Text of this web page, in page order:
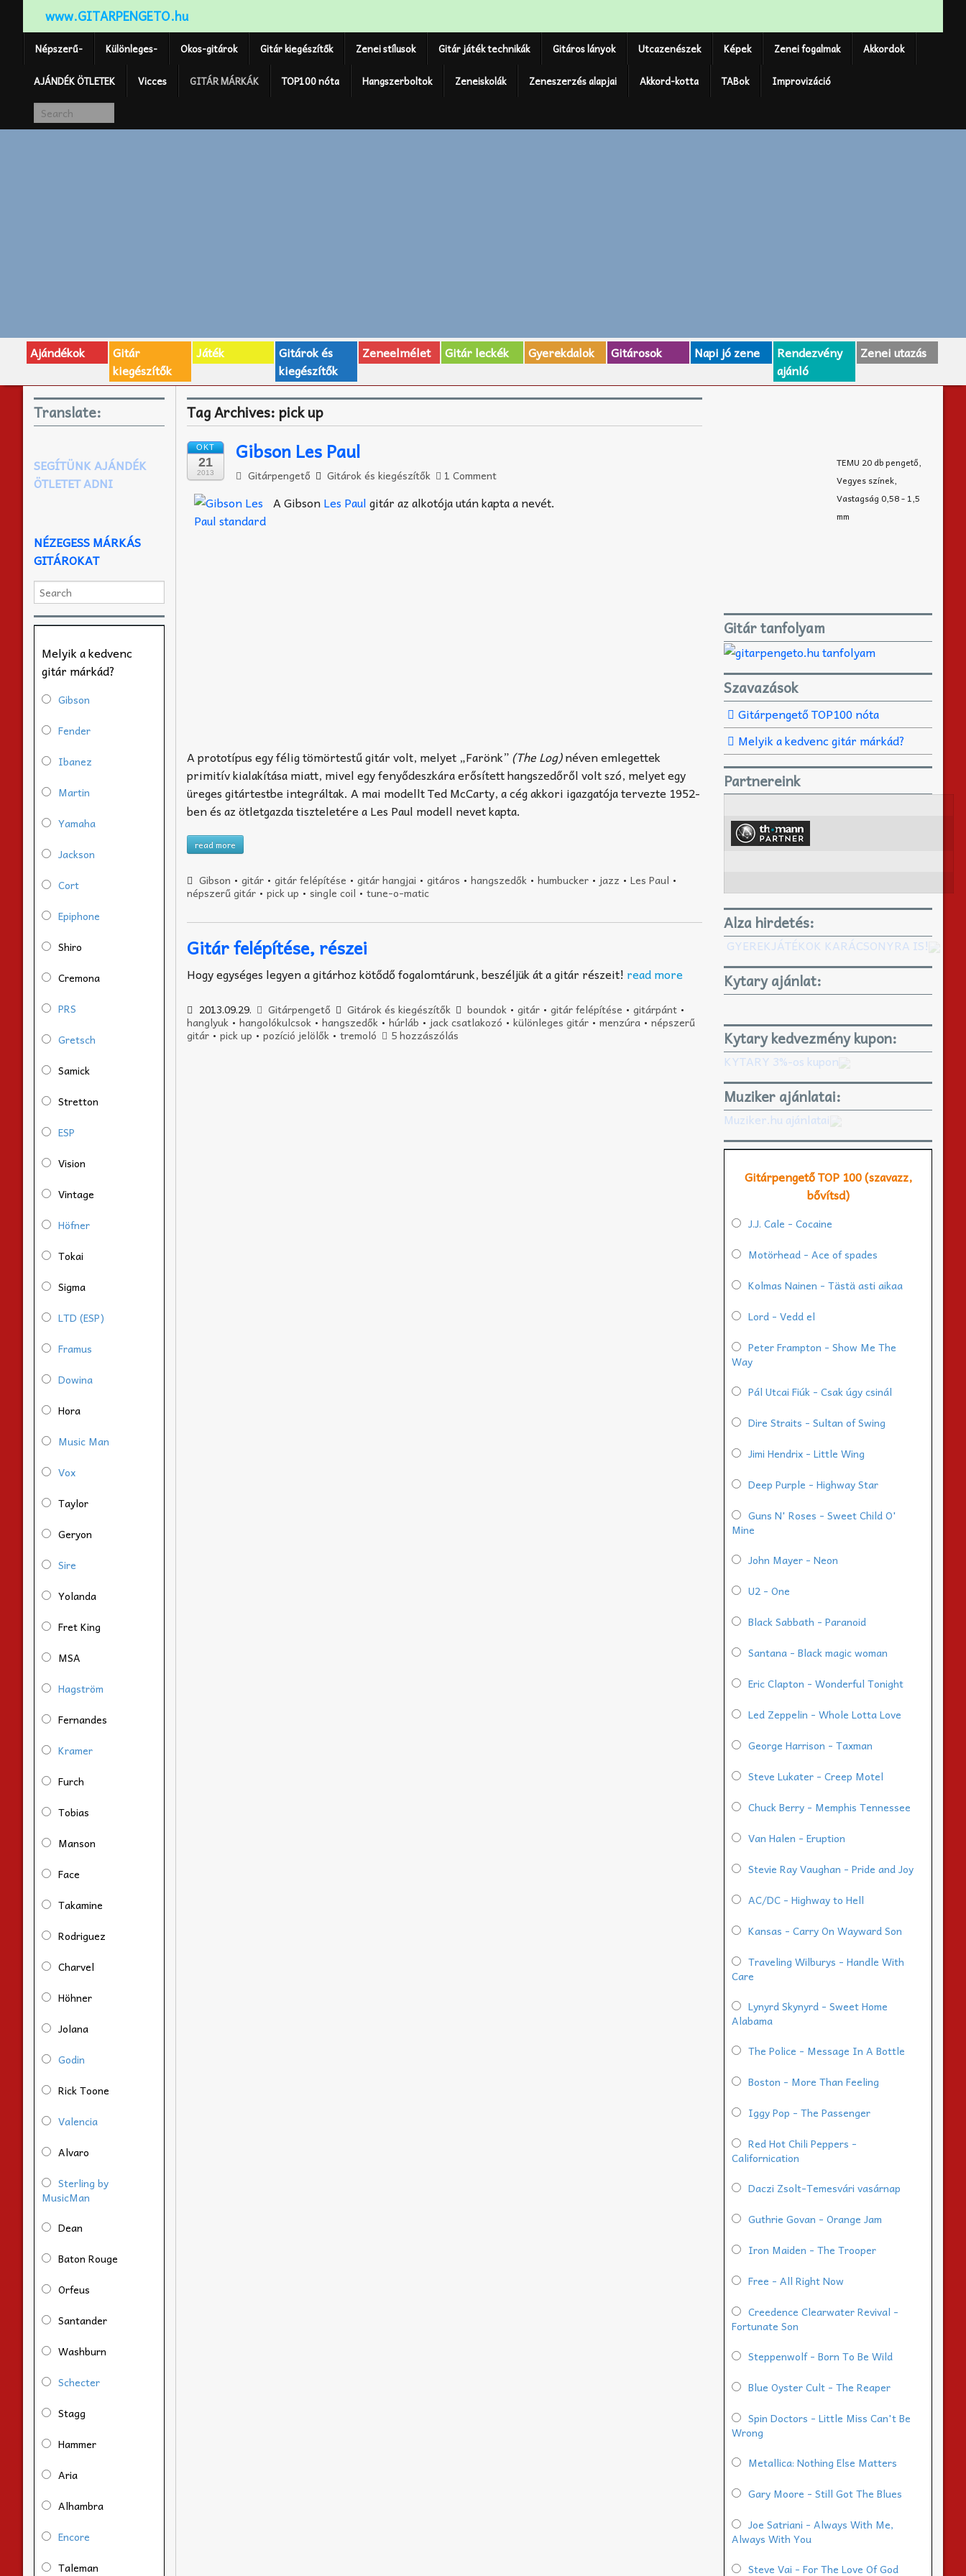
www.GITARPENGETO.hu
Népszerű- Különleges- Okos-gitárok Gitár kiegészítők Zenei stílusok Gitár játék technikák Gitáros lányok Utcazenészek Képek Zenei fogalmak Akkordok
AJÁNDÉK ÖTLETEK Vicces GITÁR MÁRKÁK TOP100 nóta Hangszerboltok Zeneiskolák Zeneszerzés alapjai Akkord-kotta TABok Improvizáció
Ajándékok
Gitár
kiegészítők
Játék
Gitárok és
kiegészítők
Zeneelmélet Gitár leckék Gyerekdalok Gitárosok Napi jó zene
Rendezvény
ajánló
Zenei utazás
Tag Archives:pick up
OKT
21
2013
Gibson Les Paul
Gitárpengető Gitárok és kiegészítők 1 Comment
A GibsonLes Paulgitár az alkotója után kapta a nevét.
A prototípus egy félig tömörtestű gitár volt, melyet „Farönk”(The Log)néven emlegettek
primitív kialakítása miatt, mivel egy fenyődeszkára erősített hangszedőről volt szó, melyet egy
üreges gitártestbe integráltak. A mai modellt Ted McCarty, a cég akkori igazgatója tervezte 1952-
ben és az ötletgazda tiszteletére a Les Paul modell nevet kapta.
read more
Gibson • gitár• gitár felépítése • gitár hangjai • gitáros • hangszedők• humbucker• jazz • Les Paul •
népszerű gitár •pick up •single coil •tune-o-matic
Gitár felépítése, részei
Hogy egységes legyen a gitárhoz kötődő fogalomtárunk, beszéljük át a gitár részeit! read more
2013.09.29. Gitárpengető Gitárok és kiegészítők boundok •gitár •gitár felépítése •gitárpánt •
hanglyuk •hangolókulcsok •hangszedők •húrláb • jack csatlakozó •különleges gitár •menzúra •népszerű
gitár •pick up •pozíció jelölők •tremoló 5 hozzászólás
Translate:
SEGÍTÜNK AJÁNDÉK
ÖTLETET ADNI
NÉZEGESS MÁRKÁS
GITÁROKAT
Melyik a kedvenc
gitár márkád?
Gibson
Fender
Ibanez
Martin
Yamaha
Jackson
Cort
Epiphone
Shiro
Cremona
PRS
Gretsch
Samick
Stretton
ESP
Vision
Vintage
Höfner
Tokai
Sigma
LTD (ESP)
Framus
Dowina
Hora
Music Man
Vox
Taylor
Geryon
Sire
Yolanda
Fret King
MSA
Hagström
Fernandes
Kramer
Furch
Tobias
Manson
Face
Takamine
Rodriguez
Charvel
Höhner
Jolana
Godin
Rick Toone
Valencia
Alvaro
Sterling by
MusicMan
Dean
Baton Rouge
Orfeus
Santander
Washburn
Schecter
Stagg
Hammer
Aria
Alhambra
Encore
Taleman
TEMU 20 db pengető,
Vegyes színek,
Vastagság 0,58 - 1,5
mm
Gitár tanfolyam
Szavazások
Gitárpengető TOP100 nóta
Melyik a kedvenc gitár márkád?
Partnereink
Alza hirdetés:
GYEREKJÁTÉKOK KARÁCSONYRA IS!
Kytary ajánlat:
Kytary kedvezmény kupon:
KYTARY 3%-os kupon
Muziker ajánlatai:
Muziker.hu ajánlatai
Gitárpengető TOP 100 (szavazz,
bővítsd)
J.J. Cale - Cocaine
Motörhead - Ace of spades
Kolmas Nainen - Tästä asti aikaa
Lord - Vedd el
Peter Frampton - Show Me The
Way
Pál Utcai Fiúk - Csak úgy csinál
Dire Straits - Sultan of Swing
Jimi Hendrix - Little Wing
Deep Purple - Highway Star
Guns N' Roses - Sweet Child O'
Mine
John Mayer - Neon
U2 - One
Black Sabbath - Paranoid
Santana - Black magic woman
Eric Clapton - Wonderful Tonight
Led Zeppelin - Whole Lotta Love
George Harrison - Taxman
Steve Lukater - Creep Motel
Chuck Berry - Memphis Tennessee
Van Halen - Eruption
Stevie Ray Vaughan - Pride and Joy
AC/DC - Highway to Hell
Kansas - Carry On Wayward Son
Traveling Wilburys - Handle With
Care
Lynyrd Skynyrd - Sweet Home
Alabama
The Police - Message In A Bottle
Boston - More Than Feeling
Iggy Pop - The Passenger
Red Hot Chili Peppers -
Californication
Daczi Zsolt-Temesvári vasárnap
Guthrie Govan - Orange Jam
Iron Maiden - The Trooper
Free - All Right Now
Creedence Clearwater Revival -
Fortunate Son
Steppenwolf - Born To Be Wild
Blue Oyster Cult - The Reaper
Spin Doctors - Little Miss Can't Be
Wrong
Metallica: Nothing Else Matters
Gary Moore - Still Got The Blues
Joe Satriani - Always With Me,
Always With You
Steve Vai - For The Love Of God